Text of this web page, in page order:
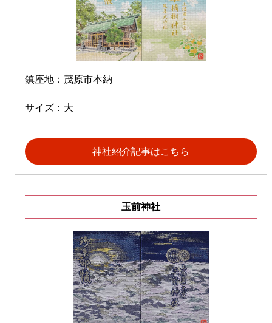
鎮座地：茂原市本納
サイズ：大
神社紹介記事はこちら
玉前神社